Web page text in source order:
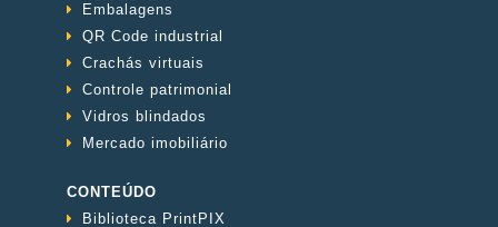
Embalagens
QR Code industrial
Crachás virtuais
Controle patrimonial
Vidros blindados
Mercado imobiliário
CONTEÚDO
Biblioteca PrintPIX